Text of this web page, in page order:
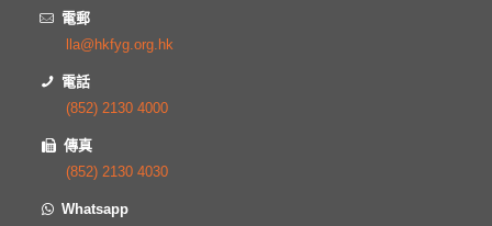
電郵
lla@hkfyg.org.hk
電話
(852) 2130 4000
傳真
(852) 2130 4030
Whatsapp